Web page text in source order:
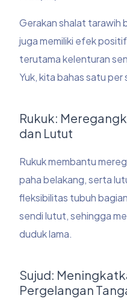
Gerakan shalat tarawih
juga memiliki efek
terutama kelenturan
Yuk, kita bahas satu per
Rukuk:
dan Lutut
Rukuk membantu
paha belakang, serta
fleksibilitas tubuh
sendi lutut, sehingga
duduk lama.
Sujud:
Pergelangan